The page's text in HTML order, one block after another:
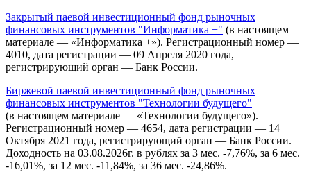
Закрытый паевой инвестиционный фонд рыночных
финансовых инструментов "Информатика +" (в настоящем
материале — «Информатика +»). Регистрационный номер —
4010, дата регистрации — 09 Апреля 2020 года,
регистрирующий орган — Банк России.
Биржевой паевой инвестиционный фонд рыночных
финансовых инструментов "Технологии будущего"
(в настоящем материале — «Технологии будущего»).
Регистрационный номер — 4654, дата регистрации — 14
Октября 2021 года, регистрирующий орган — Банк России.
Доходность на 03.08.2026г. в рублях за 3 мес. -7,76%, за 6 мес.
-16,01%, за 12 мес. -11,84%, за 36 мес. -24,86%.